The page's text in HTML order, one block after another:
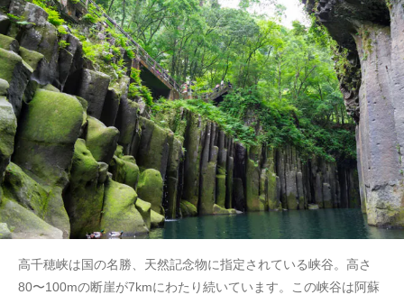
高千穂峡は国の名勝、天然記念物に指定されている峡谷。高さ
80〜100mの断崖が7kmにわたり続いています。この峡谷は阿蘇